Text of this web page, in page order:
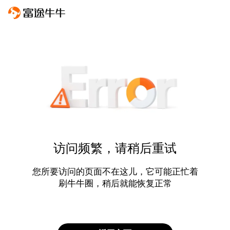
访问频繁，请稍后重试
您所要访问的页面不在这儿，它可能正忙着
刷牛牛圈，稍后就能恢复正常